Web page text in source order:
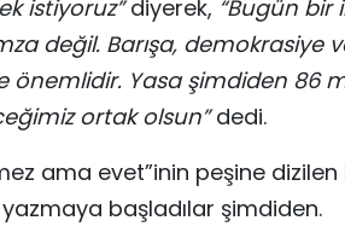
istiyoruz”diyerek, “Bugün bir
değil. Barışa, demokrasiye
önemlidir. Yasa şimdiden 86
ortak olsun”dedi.
ama evet”inin peşine
başladılar şimdiden.